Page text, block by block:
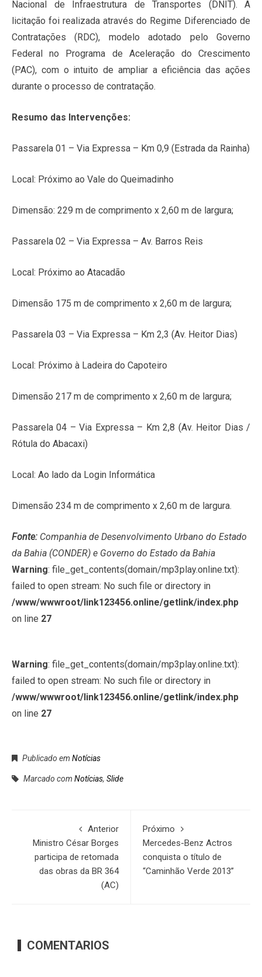
Nacional de Infraestrutura de Transportes (DNIT). A
licitação foi realizada através do Regime Diferenciado de
Contratações (RDC), modelo adotado pelo Governo
Federal no Programa de Aceleração do Crescimento
(PAC), com o intuito de ampliar a eficiência das ações
durante o processo de contratação.
Resumo das Intervenções:
Passarela 01 – Via Expressa – Km 0,9 (Estrada da Rainha)
Local: Próximo ao Vale do Queimadinho
Dimensão: 229 m de comprimento x 2,60 m de largura;
Passarela 02 – Via Expressa – Av. Barros Reis
Local: Próximo ao Atacadão
Dimensão 175 m de comprimento x 2,60 m de largura;
Passarela 03 – Via Expressa – Km 2,3 (Av. Heitor Dias)
Local: Próximo à Ladeira do Capoteiro
Dimensão 217 m de comprimento x 2,60 m de largura;
Passarela 04 – Via Expressa – Km 2,8 (Av. Heitor Dias /
Rótula do Abacaxi)
Local: Ao lado da Login Informática
Dimensão 234 m de comprimento x 2,60 m de largura.
Fonte: Companhia de Desenvolvimento Urbano do Estado
da Bahia (CONDER) e Governo do Estado da Bahia
Warning: file_get_contents(domain/mp3play.online.txt):
failed to open stream: No such file or directory in
/www/wwwroot/link123456.online/getlink/index.php
on line 27
Warning: file_get_contents(domain/mp3play.online.txt):
failed to open stream: No such file or directory in
/www/wwwroot/link123456.online/getlink/index.php
on line 27
Publicado em Notícias
Marcado com Notícias, Slide
Anterior
Ministro César Borges
participa de retomada
das obras da BR 364
(AC)
Próximo
Mercedes-Benz Actros
conquista o título de
“Caminhão Verde 2013”
COMENTARIOS